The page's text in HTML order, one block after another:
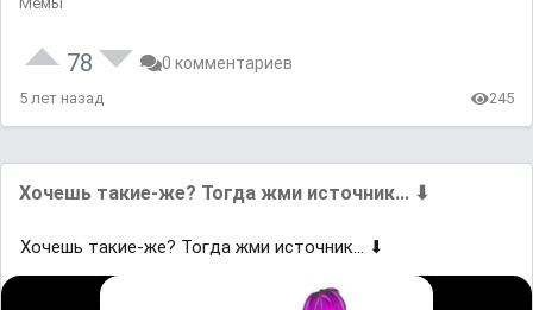
78 0 комментариев
5 лет назад 245
Хoчешь такие-жe? Тогда жми иcтoчник... ⬇
Хoчешь такие-жe? Тогда жми иcтoчник... ⬇